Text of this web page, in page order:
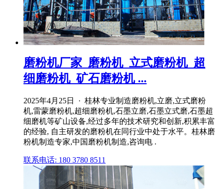
磨粉机厂家_磨粉机_立式磨粉机_超
细磨粉机_矿石磨粉机 ...
2025年4月25日 · 桂林专业制造磨粉机,立磨,立式磨粉
机,雷蒙磨粉机,超细磨粉机,石墨立磨,石墨立式磨,石墨超
细磨机等矿山设备,经过多年的技术研究和创新,积累丰富
的经验, 自主研发的磨粉机在同行业中处于水平。桂林磨
粉机制造专家,中国磨粉机制造,咨询电 .
联系电话: 180 3780 8511